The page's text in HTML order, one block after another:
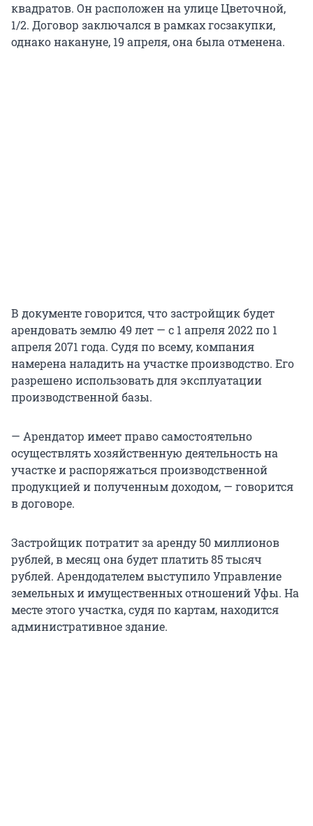
квадратов. Он расположен на улице Цветочной,
1/2. Договор заключался в рамках госзакупки,
однако накануне, 19 апреля, она была отменена.
В документе говорится, что застройщик будет
арендовать землю 49 лет — с 1 апреля 2022 по 1
апреля 2071 года. Судя по всему, компания
намерена наладить на участке производство. Его
разрешено использовать для эксплуатации
производственной базы.
— Арендатор имеет право самостоятельно
осуществлять хозяйственную деятельность на
участке и распоряжаться производственной
продукцией и полученным доходом, — говорится
в договоре.
Застройщик потратит за аренду 50 миллионов
рублей, в месяц она будет платить 85 тысяч
рублей. Арендодателем выступило Управление
земельных и имущественных отношений Уфы. На
месте этого участка, судя по картам, находится
административное здание.